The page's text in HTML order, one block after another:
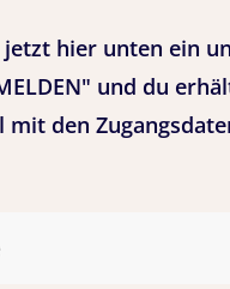
jetzt hier unten ein
und du
mit den